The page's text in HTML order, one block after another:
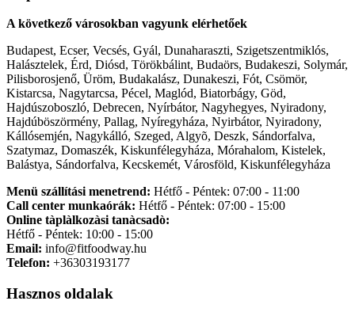
A következő városokban vagyunk elérhetőek
Budapest, Ecser, Vecsés, Gyál, Dunaharaszti, Szigetszentmiklós,
Halásztelek, Érd, Diósd, Törökbálint, Budaörs, Budakeszi, Solymár,
Pilisborosjenő, Üröm, Budakalász, Dunakeszi, Fót, Csömör,
Kistarcsa, Nagytarcsa, Pécel, Maglód, Biatorbágy, Göd,
Hajdúszoboszló, Debrecen, Nyírbátor, Nagyhegyes, Nyiradony,
Hajdúböszörmény, Pallag, Nyíregyháza, Nyirbátor, Nyiradony,
Kállósemjén, Nagykálló, Szeged, Algyõ, Deszk, Sándorfalva,
Szatymaz, Domaszék, Kiskunfélegyháza, Mórahalom, Kistelek,
Balástya, Sándorfalva, Kecskemét, Városföld, Kiskunfélegyháza
Menü szállítási menetrend: Hétfő - Péntek: 07:00 - 11:00
Call center munkaórák: Hétfő - Péntek: 07:00 - 15:00
Online tàplàlkozàsi tanàcsadò:
Hétfő - Péntek: 10:00 - 15:00
Email: info@fitfoodway.hu
Telefon: +36303193177
Hasznos oldalak